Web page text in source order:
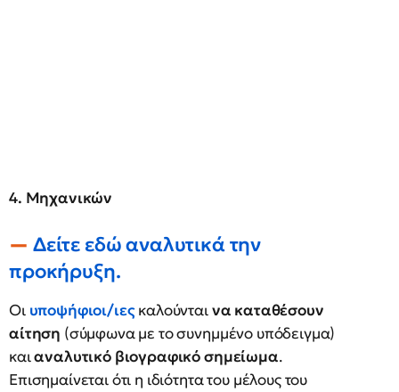
4. Μηχανικών
Δείτε εδώ αναλυτικά την
προκήρυξη.
Οι υποψήφιοι/ιεςκαλούνταινα καταθέσουν
αίτηση (σύμφωνα με το συνημμένο υπόδειγμα)
καιαναλυτικό βιογραφικό σημείωμα.
Επισημαίνεται ότι η ιδιότητα του μέλους του